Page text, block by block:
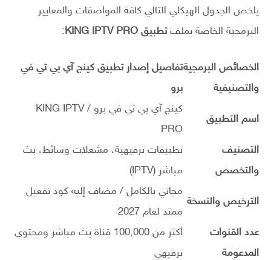
يلخص الجدول الهيكلي التالي كافة المواصفات والمعايير
البرمجية الخاصة بملفتطبيق KING IPTV PRO :
الخصائص البرمجية
والتصنيفية
تفاصيل إصدار تطبيق كينج آي بي تي في
برو
اسم التطبيق
كينج آي بي تي في برو / KING IPTV
PRO
التصنيف
والتخصص
تطبيقات ترفيهية، مشغلات وسائط، بث
مباشر (IPTV)
الترخيص والنسخة
مجاني بالكامل / مضاف إليه كود تفعيل
ممتد لعام 2027
عدد القنوات
المدعومة
أكثر من 100,000 قناة بث مباشر ومحتوى
ترفيهي